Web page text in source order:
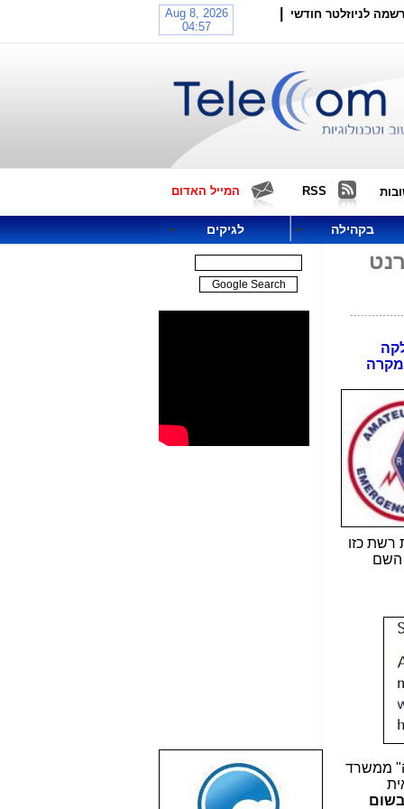
לניוזלטר חודשי
RSS המייל האדום
בקהילה לגיקים
רשת כזו
השם
ממשרד
שבוע טוב לכל
הגולשים באשר